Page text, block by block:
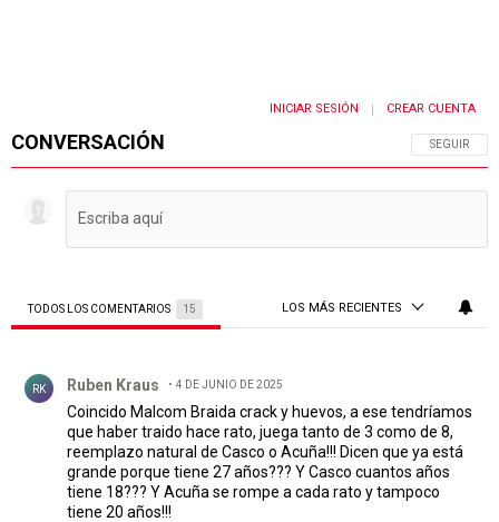
CONVERSACIÓN SIGA ESTA
SEGUIR
INICIAR SESIÓN | CREAR CUENTA
TODOS LOS COMENTARIOS 15 LOS MÁS RECIENTES
RK Ruben Kraus 4 DE JUNIO DE 2025
Coincido Malcom Braida crack y huevos, a ese tendríamos
que haber traido hace rato, juega tanto de 3 como de 8,
reemplazo natural de Casco o Acuña!!! Dicen que ya está
grande porque tiene 27 años??? Y Casco cuantos años
tiene 18??? Y Acuña se rompe a cada rato y tampoco
tiene 20 años!!!